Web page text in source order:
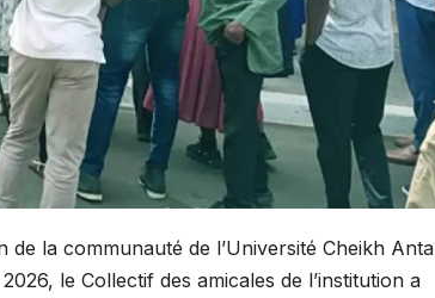
la communauté de l’Université Cheikh Anta
le Collectif des amicales de l’institution a